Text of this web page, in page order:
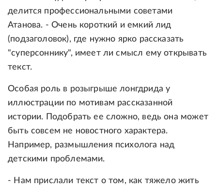
делится профессиональными советами
Атанова. - Очень короткий и емкий лид
(подзаголовок), где нужно ярко рассказать
"суперсоннику", имеет ли смысл ему открывать
текст.
Особая роль в розыгрыше лонгдрида у
иллюстрации по мотивам рассказанной
истории. Подобрать ее сложно, ведь она может
быть совсем не новостного характера.
Например, размышления психолога над
детскими проблемами.
- Нам прислали текст о том, как тяжело жить